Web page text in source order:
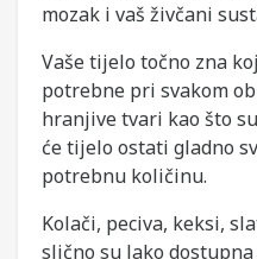
mozak i vaš živčani
Vaše tijelo točno zna
potrebne pri svakom
hranjive tvari kao što
će tijelo ostati gladno
potrebnu količinu.
Kolači, peciva, keksi,
slično su lako